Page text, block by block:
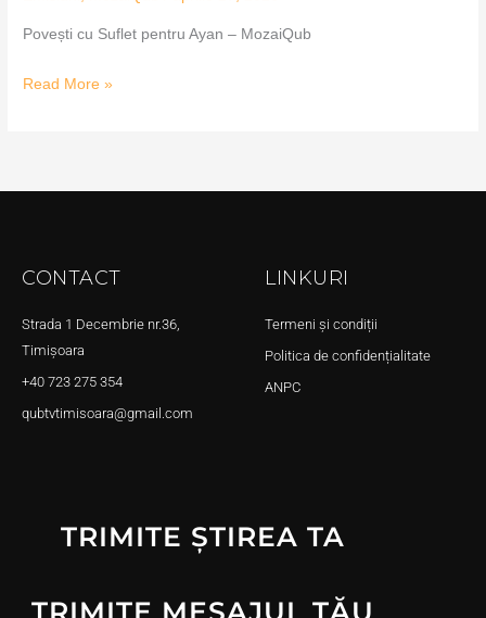
Povești cu Suflet pentru Ayan – MozaiQub
Read More »
CONTACT
Strada 1 Decembrie nr.36,
Timișoara
+40 723 275 354
qubtvtimisoara@gmail.com
LINKURI
Termeni și condiții
Politica de confidențialitate
ANPC
TRIMITE ȘTIREA TA